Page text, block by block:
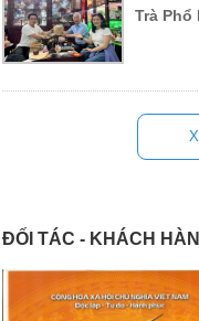
Trà Phổ
ĐỐI TÁC - KHÁCH